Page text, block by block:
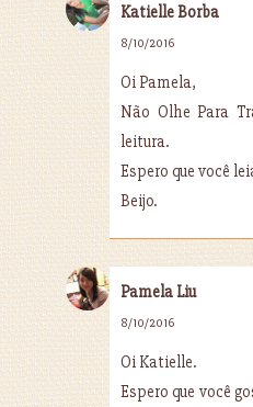
Katielle Borba
8/10/2016
Oi Pamela,
Não Olhe Para
leitura.
Espero que você
Beijo.
Pamela Liu
8/10/2016
Oi Katielle.
Espero que você